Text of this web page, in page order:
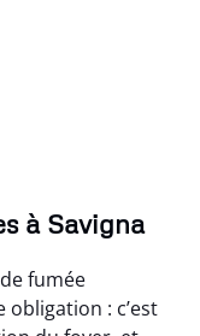
à Savigna
fumée
: c’est